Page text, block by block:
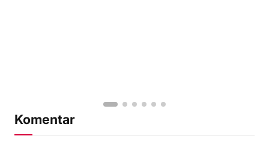
Komentar